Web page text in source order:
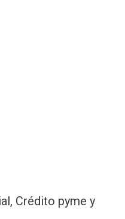
Crédito pyme y